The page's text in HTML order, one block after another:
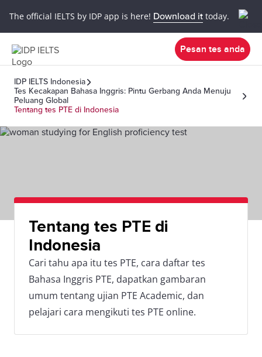
The official IELTS by IDP app is here! Download it today.
Pesan tes anda
IDP IELTS Indonesia
Tes Kecakapan Bahasa Inggris: Pintu Gerbang Anda Menuju
Peluang Global
Tentang tes PTE di Indonesia
Tentang tes PTE di
Indonesia
Cari tahu apa itu tes PTE, cara daftar tes
Bahasa Inggris PTE, dapatkan gambaran
umum tentang ujian PTE Academic, dan
pelajari cara mengikuti tes PTE online.